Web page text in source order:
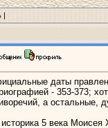
|
даты
- 353-373;
а остальные,
5 века Моисея